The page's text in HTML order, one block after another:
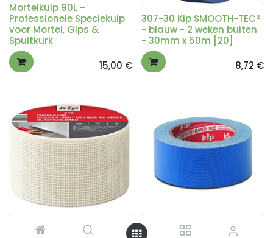
Mortelkuip 90L –
Professionele Speciekuip
voor Mortel, Gips &
Spuitkurk
15,00 €
307-30 Kip SMOOTH-TEC®
- blauw - 2 weken buiten
- 30mm x 50m [20]
8,72 €
343 Kip Zelfklevend
3829 Kip - natuurrubber